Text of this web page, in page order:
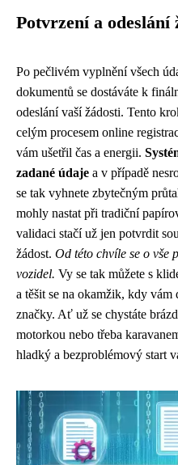
Potvrzení a odeslání
Po pečlivém vyplnění všech
dokumentů se dostáváte k
odeslání vaší žádosti. Tento
celým procesem online
vám ušetřil čas a energii.
zadané údaje a v případě
se tak vyhnete zbytečným
mohly nastat při tradiční
validaci stačí už jen potvrdit
žádost. Od této chvíle se o vše
vozidel. Vy se tak můžete s
a těšit se na okamžik, kdy vám
značky. Ať už se chystáte
motorkou nebo třeba
hladký a bezproblémový start